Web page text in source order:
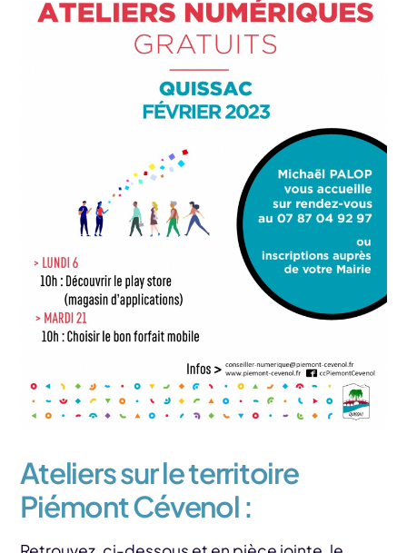
Ateliers sur le territoire
Piémont Cévenol :